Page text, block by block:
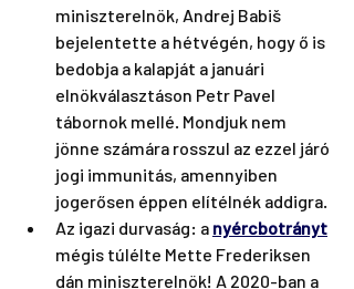
miniszterelnök, Andrej Babiš
bejelentette a hétvégén, hogy ő is
bedobja a kalapját a januári
elnökválasztáson Petr Pavel
tábornok mellé. Mondjuk nem
jönne számára rosszul az ezzel járó
jogi immunitás, amennyiben
jogerősen éppen elítélnék addigra.
Az igazi durvaság: a nyércbotrányt
mégis túlélte Mette Frederiksen
dán miniszterelnök! A 2020-ban a